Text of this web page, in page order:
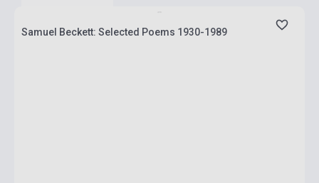
Samuel Beckett: Selected Poems 1930-1989